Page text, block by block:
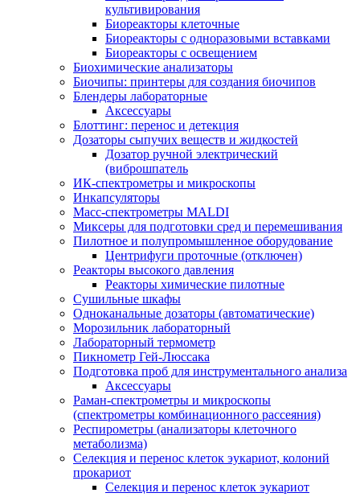
культивирования
Биореакторы клеточные
Биореакторы с одноразовыми вставками
Биореакторы с освещением
Биохимические анализаторы
Биочипы: принтеры для создания биочипов
Блендеры лабораторные
Аксессуары
Блоттинг: перенос и детекция
Дозаторы сыпучих веществ и жидкостей
Дозатор ручной электрический
(виброшпатель
ИК-спектрометры и микроскопы
Инкапсуляторы
Масс-спектрометры MALDI
Миксеры для подготовки сред и перемешивания
Пилотное и полупромышленное оборудование
Центрифуги проточные (отключен)
Реакторы высокого давления
Реакторы химические пилотные
Сушильные шкафы
Одноканальные дозаторы (автоматические)
Морозильник лабораторный
Лабораторный термометр
Пикнометр Гей-Люссака
Подготовка проб для инструментального анализа
Аксессуары
Раман-спектрометры и микроскопы
(спектрометры комбинационного рассеяния)
Респирометры (анализаторы клеточного
метаболизма)
Селекция и перенос клеток эукариот, колоний
прокариот
Селекция и перенос клеток эукариот